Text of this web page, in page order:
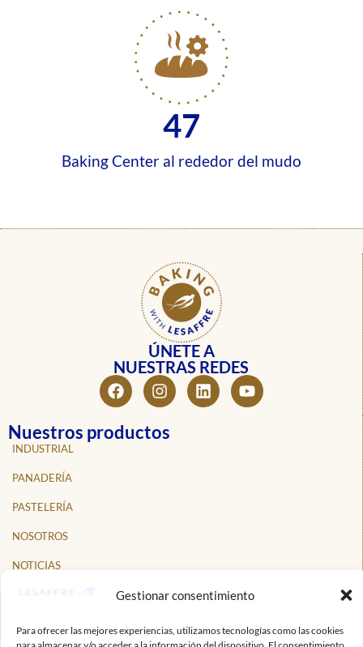
Gestionar consentimiento
Para ofrecer las mejores experiencias, utilizamos tecnologías como las cookies
Baking Center al rededor del mudo
47
ÚNETE A
NUESTRAS REDES
Nuestros productos
INDUSTRIAL
PANADERÍA
PASTELERÍA
NOSOTROS
NOTICIAS
PROFESIONALES